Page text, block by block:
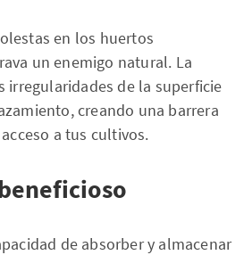
en los huertos
un enemigo natural. La
irregularidades de la superficie
creando una barrera
a tus cultivos.
de absorber y almacenar